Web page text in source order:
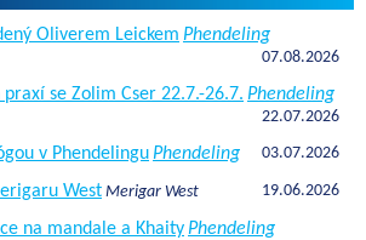
Oliverem Leickem Phendeling
07.08.2026
se Zolim Cser 22.7.-26.7. Phendeling
22.07.2026
v PhendelinguPhendeling 03.07.2026
West Merigar West 19.06.2026
na mandale a KhaityPhendeling